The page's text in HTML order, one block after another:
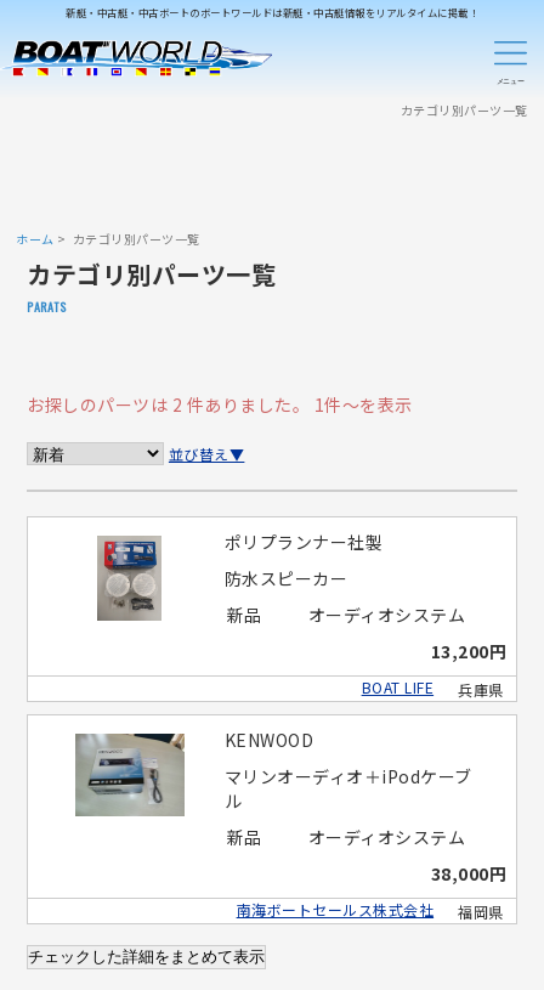
新艇・中古艇・中古ボートのボートワールドは新艇・中古艇情報をリアルタイムに掲載！
カテゴリ別パーツ一覧
ホーム カテゴリ別パーツ一覧
カテゴリ別パーツ一覧
PARATS
お探しのパーツは 2 件ありました。 1件～を表示
並び替え▼
ポリプランナー社製
防水スピーカー
新品
オーディオシステム
13,200円
兵庫県
BOAT LIFE
KENWOOD
マリンオーディオ＋iPodケーブ
ル
新品
オーディオシステム
38,000円
福岡県
南海ボートセールス株式会社
チェックした詳細をまとめて表示